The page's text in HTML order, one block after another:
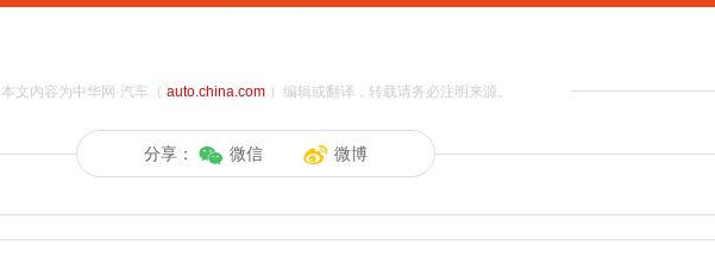
本文内容为中华网·汽车（ auto.china.com）编辑或翻译，转载请务必注明来源。
分享： 微信 微博